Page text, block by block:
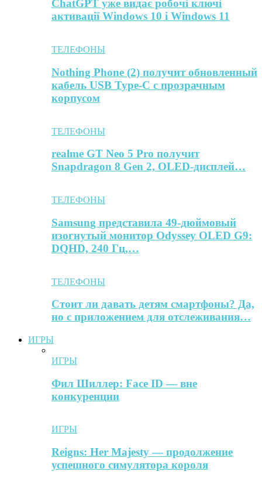
ChatGPT уже видає робочі ключі
активації Windows 10 і Windows 11
ТЕЛЕФОНЫ
Nothing Phone (2) получит обновленный
кабель USB Type-C с прозрачным
корпусом
ТЕЛЕФОНЫ
realme GT Neo 5 Pro получит
Snapdragon 8 Gen 2, OLED-дисплей…
ТЕЛЕФОНЫ
Samsung представила 49-дюймовый
изогнутый монитор Odyssey OLED G9:
DQHD, 240 Гц,…
ТЕЛЕФОНЫ
Стоит ли давать детям смартфоны? Да,
но с приложением для отслеживания…
ИГРЫ
ИГРЫ
Фил Шиллер: Face ID — вне
конкуренции
ИГРЫ
Reigns: Her Majesty — продолжение
успешного симулятора короля